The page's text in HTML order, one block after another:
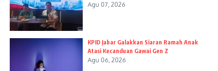
Agu 07, 2026
KPID Jabar Galakkan Siaran Ramah Anak
Atasi Kecanduan Gawai Gen Z
Agu 06, 2026